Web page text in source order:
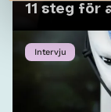
11 steg för
Intervju